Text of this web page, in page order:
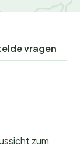
vragen
zum